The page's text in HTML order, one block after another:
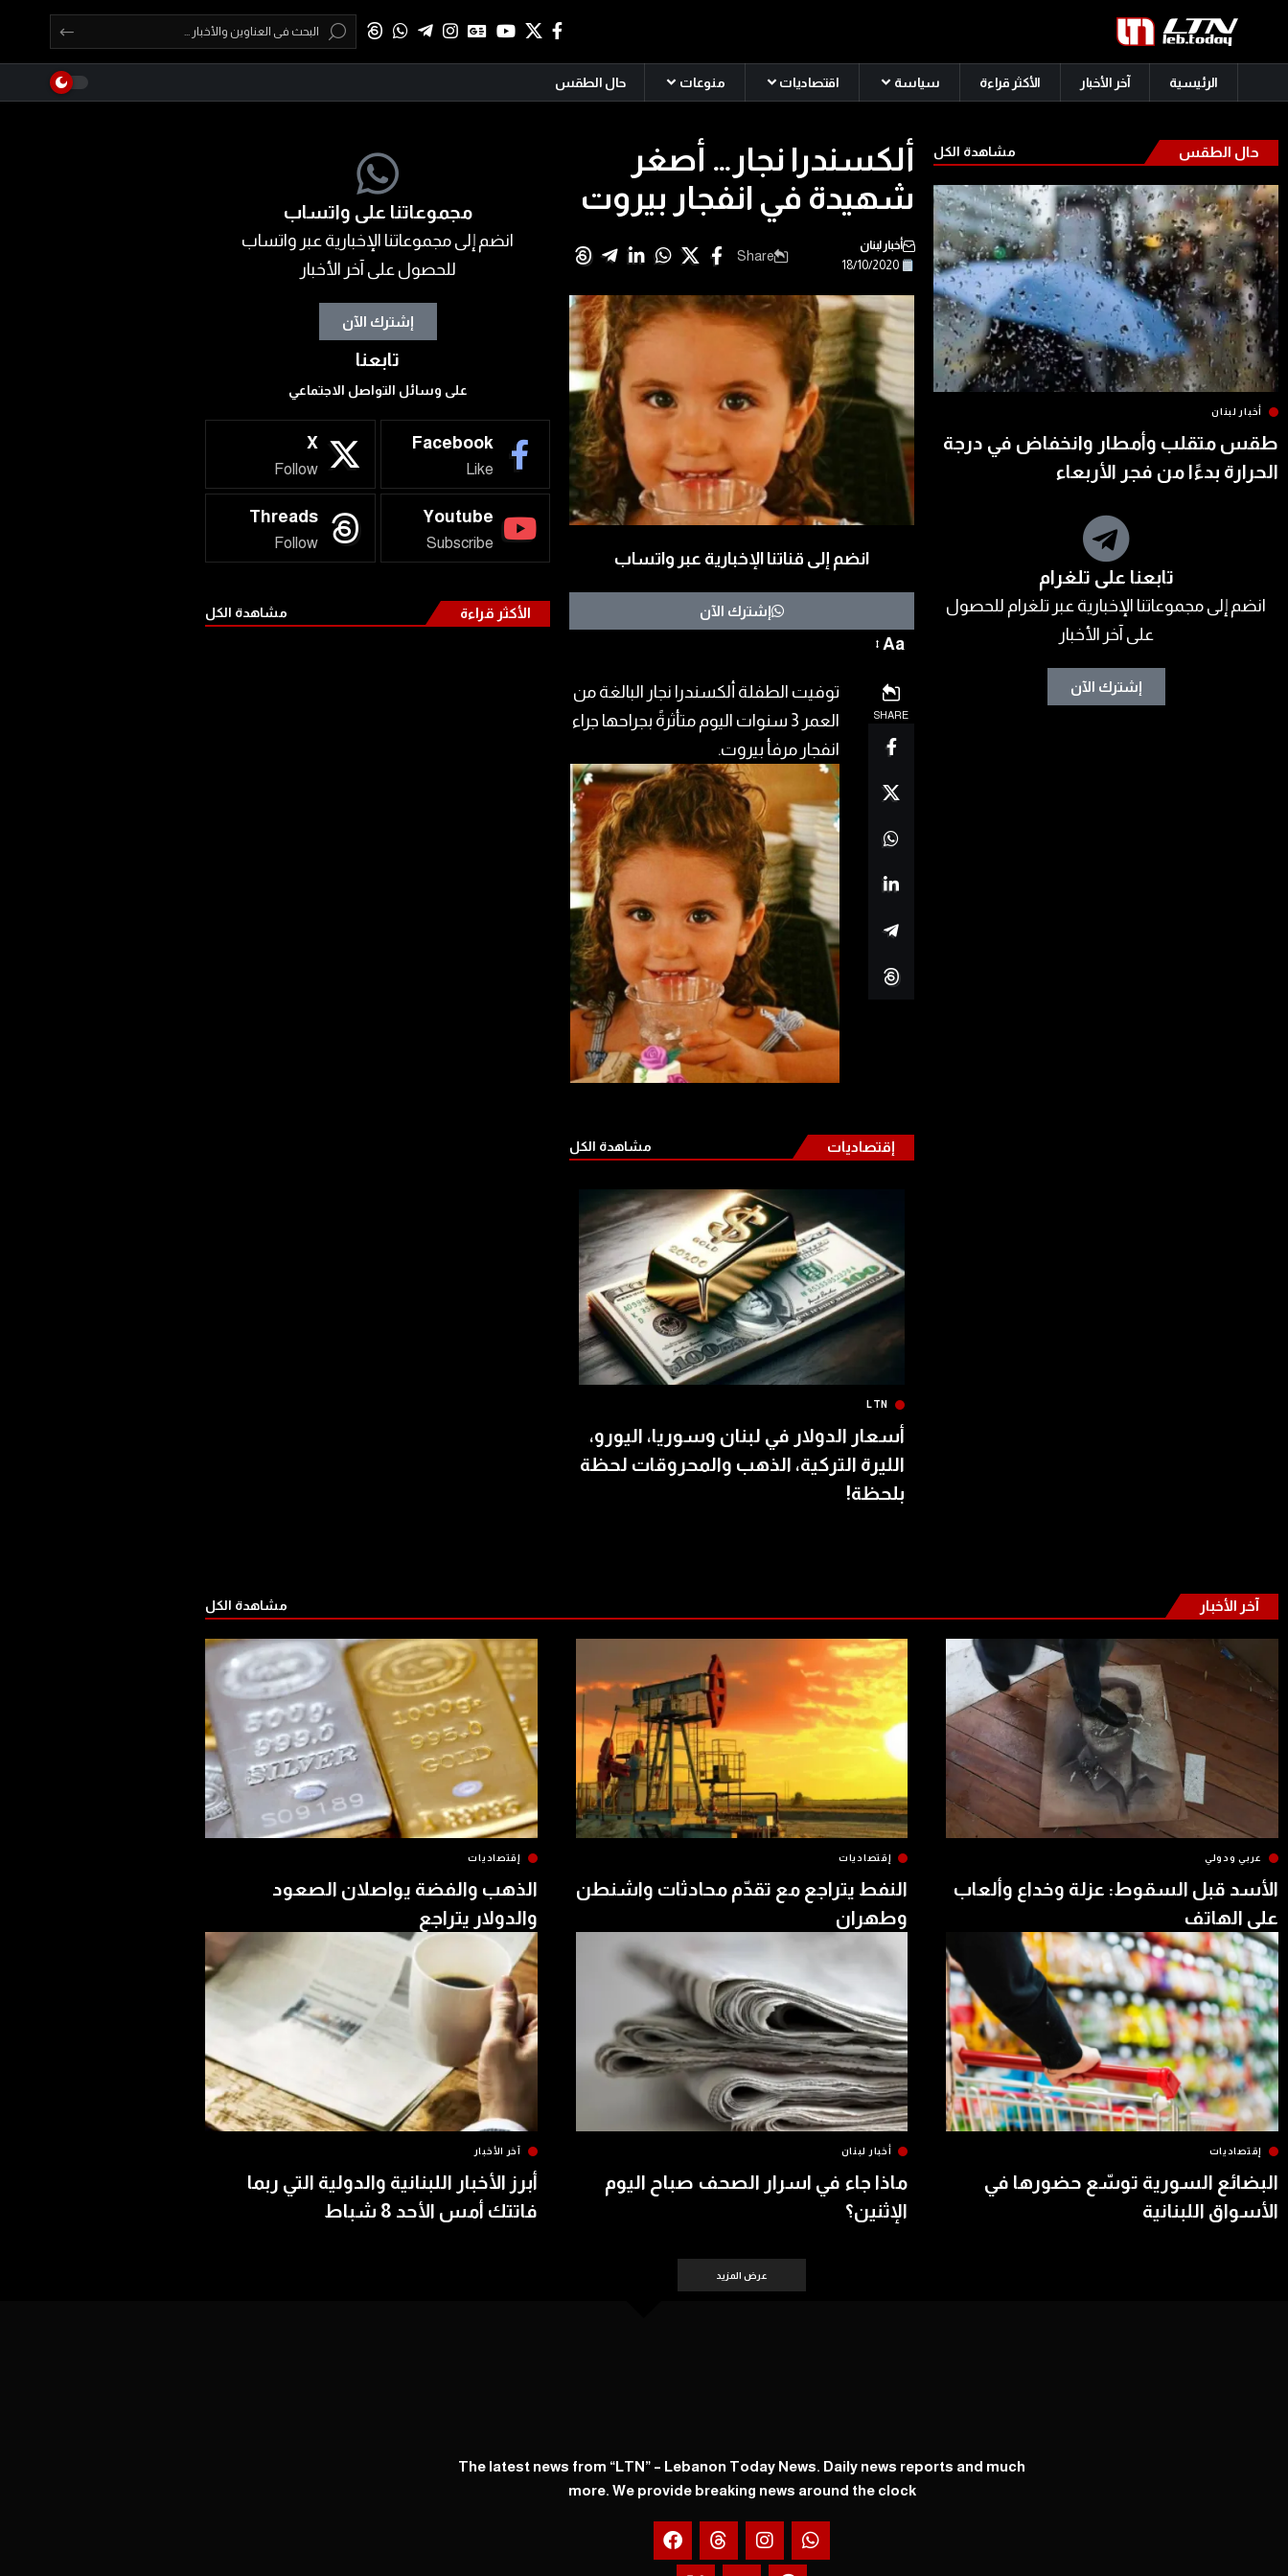
الرئيسية آخر الأخبار الأكثر قراءة سياسة اقتصاديات منوعات حال الطقس
حال الطقس مشاهدة الكل
أخبار لبنان
طقس متقلب وأمطار وانخفاض في درجة
الحرارة بدءًا من فجر الأربعاء
تابعنا على تلغرام
انضم إلى مجموعاتنا الإخبارية عبر تلغرام للحصول
على آخر الأخبار
إشترك الآن
ألكسندرا نجار… أصغر
شهيدة في انفجار بيروت
18/10/2020
أخبار لبنان
Share
انضم إلى قناتنا الإخبارية عبر واتساب
إشترك الآن
Aa
SHARE
توفيت الطفلة ألكسندرا نجار البالغة من
العمر 3 سنوات اليوم متأثرةً بجراحها جراء
انفجار مرفأ بيروت.
إقتصاديات مشاهدة الكل
LTN
أسعار الدولار في لبنان وسوريا، اليورو،
الليرة التركية، الذهب والمحروقات لحظة
بلحظة!
مجموعاتنا على واتساب
انضم إلى مجموعاتنا الإخبارية عبر واتساب
للحصول على آخر الأخبار
إشترك الآن
تابعنا
على وسائل التواصل الاجتماعي
Facebook
Like
X
Follow
Youtube
Subscribe
Threads
Follow
الأكثر قراءة مشاهدة الكل
آخر الأخبار مشاهدة الكل
عربي ودولي
الأسد قبل السقوط: عزلة وخداع وألعاب
على الهاتف
إقتصاديات
النفط يتراجع مع تقدّم محادثات واشنطن
وطهران
إقتصاديات
الذهب والفضة يواصلان الصعود
والدولار يتراجع
إقتصاديات
البضائع السورية توسّع حضورها في
الأسواق اللبنانية
أخبار لبنان
ماذا جاء في اسرار الصحف صباح اليوم
الإثنين؟
آخر الأخبار
أبرز الأخبار اللبنانية والدولية التي ربما
فاتتك أمس الأحد 8 شباط
عرض المزيد
The latest news from “LTN” – Lebanon Today News. Daily news reports and much
more. We provide breaking news around the clock